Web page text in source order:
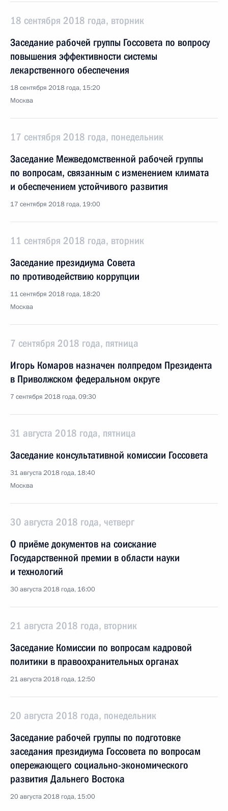
18 сентября 2018 года, вторник
Заседание рабочей группы Госсовета по вопросу
повышения эффективности системы
лекарственного обеспечения
18 сентября 2018 года, 15:20
Москва
17 сентября 2018 года, понедельник
Заседание Межведомственной рабочей группы
по вопросам, связанным с изменением климата
и обеспечением устойчивого развития
17 сентября 2018 года, 19:00
11 сентября 2018 года, вторник
Заседание президиума Совета
по противодействию коррупции
11 сентября 2018 года, 18:20
Москва
7 сентября 2018 года, пятница
Игорь Комаров назначен полпредом Президента
в Приволжском федеральном округе
7 сентября 2018 года, 09:30
31 августа 2018 года, пятница
Заседание консультативной комиссии Госсовета
31 августа 2018 года, 18:40
Москва
30 августа 2018 года, четверг
О приёме документов на соискание
Государственной премии в области науки
и технологий
30 августа 2018 года, 16:00
21 августа 2018 года, вторник
Заседание Комиссии по вопросам кадровой
политики в правоохранительных органах
21 августа 2018 года, 12:50
20 августа 2018 года, понедельник
Заседание рабочей группы по подготовке
заседания президиума Госсовета по вопросам
опережающего социально-экономического
развития Дальнего Востока
20 августа 2018 года, 15:00